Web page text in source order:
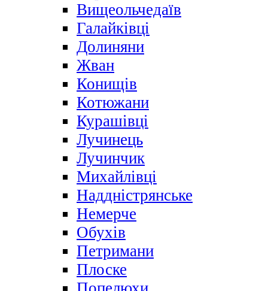
Вищеольчедаїв
Галайківці
Долиняни
Жван
Конищів
Котюжани
Курашівці
Лучинець
Лучинчик
Михайлівці
Наддністрянське
Немерче
Обухів
Петримани
Плоске